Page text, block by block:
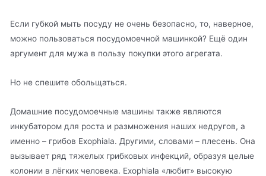
Если губкой мыть посуду не очень безопасно, то, наверное,
можно пользоваться посудомоечной машинкой? Ещё один
аргумент для мужа в пользу покупки этого агрегата.
Но не спешите обольщаться.
Домашние посудомоечные машины также являются
инкубатором для роста и размножения наших недругов, а
именно – грибов Exophiala. Другими, словами – плесень. Она
вызывает ряд тяжелых грибковых инфекций, образуя целые
колонии в лёгких человека. Exophiala «любит» высокую